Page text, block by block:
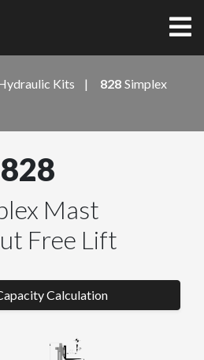
Kits | 828 Simplex
828
Mast
Free Lift
Calculation